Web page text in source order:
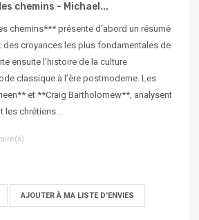
chemins - Michael...
chemins*** présente d’abord un résumé
des croyances les plus fondamentales de
ensuite l’histoire de la culture
classique à l’ère postmoderne. Les
et **Craig Bartholomew**, analysent
les chrétiens...
AJOUTER À MA LISTE D'ENVIES